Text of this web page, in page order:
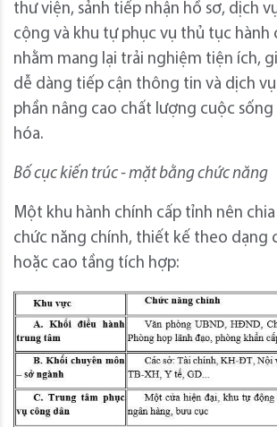
thư viện, sảnh tiếp nhận hồ sơ, dịch
cộng và khu tự phục vụ thủ tục hành
nhằm mang lại trải nghiệm tiện ích,
dễ dàng tiếp cận thông tin và dịch
phần nâng cao chất lượng cuộc
hóa.
Bố cục kiến trúc - mặt bằng chức năng
Một khu hành chính cấp tỉnh nên
chức năng chính, thiết kế theo dạng
hoặc cao tầng tích hợp: